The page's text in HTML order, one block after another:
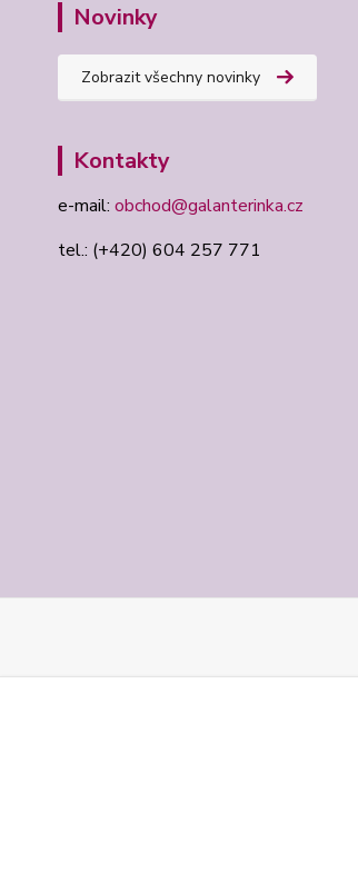
Novinky
Zobrazit všechny novinky
Kontakty
e-mail: obchod@galanterinka.cz
tel.: (+420) 604 257 771